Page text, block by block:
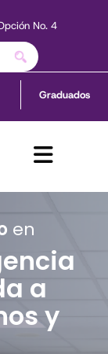
No. 4
Graduados
en
a
y